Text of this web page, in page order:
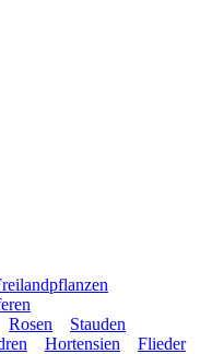
Rosen
Stauden
Hortensien Flieder